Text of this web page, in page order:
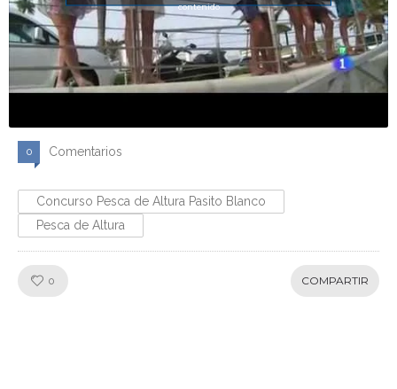
contenido
0 Comentarios
Concurso Pesca de Altura Pasito Blanco
Pesca de Altura
0 COMPARTIR